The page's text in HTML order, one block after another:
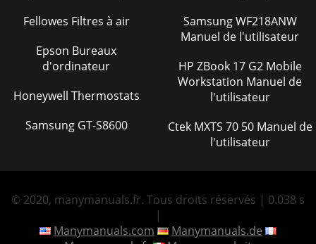
Fellowes Filtres à air
Epson Bureaux
d'ordinateur
Honeywell Thermostats
Samsung GT-S8600
Samsung WF218ANW
Manuel de l'utilisateur
HP ZBook 17 G2 Mobile
Workstation Manuel de
l'utilisateur
Ctek MXTS 70 50 Manuel de
l'utilisateur
© 2020, manymanuals.fr. Tous droits réservés | 0.038 s
|
Manymanuals.com
Manymanuals.de